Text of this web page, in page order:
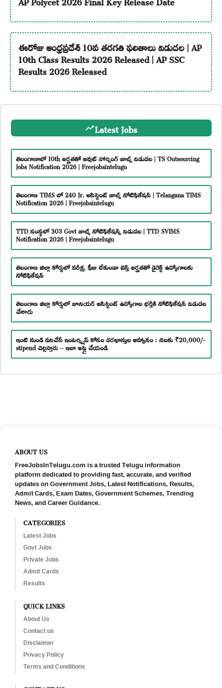
ఈరోజు ఆంధ్రప్రదేశ్ 10వ తరగతి ఫలితాలు విడుదల | AP
10th Class Results 2026 Released | AP SSC
Results 2026 Released
Latest Jobs
తెలంగాణాలో 10th అర్హతతో అవుట్ సోర్సింగ్ జాబ్స్ విడుదల | TS Outsourcing
Jobs Notification 2026 | Freejobsintelugu
తెలంగాణ TIMS లో 240 Jr. అసిస్టెంట్ జాబ్స్ నోటిఫికేషన్ | Telangana TIMS
Notification 2026 | Freejobsintelugu
TTD సంస్థలో 303 Govt జాబ్స్ నోటిఫికేషన్స్ విడుదల | TTD SVIMS
Notification 2026 | Freejobsintelugu
తెలంగాణ జిల్లా కోర్టులో పరీక్ష, ఫీజు లేకుండా టెన్త్ అర్హతతో డైరెక్ట్ ఉద్యోగాలకు
నోటిఫికేషన్
తెలంగాణ జిల్లా కోర్టులో జూనియర్ అసిస్టెంట్ ఉద్యోగాల భర్తీకి నోటిఫికేషన్ విడుదల
చేశారు
ఇంటి నుండి పనిచేసే ఇంటర్న్షిప్ కోసం దరఖాస్తుల ఆహ్వానం : నెలకు ₹20,000/-
stipend చెల్లిస్తారు – ఇలా అప్లై చేయండి
ABOUT US
FreeJobsInTelugu.com is a trusted Telugu information
platform dedicated to providing fast, accurate, and verified
updates on Government Jobs, Latest Notifications, Results,
Admit Cards, Exam Dates, Government Schemes, Trending
News, and Career Guidance.
CATEGORIES
Latest Jobs
Govt Jobs
Private Jobs
Admit Cards
Results
QUICK LINKS
About Us
Contact us
Disclaimer
Privacy Policy
Terms and Conditions